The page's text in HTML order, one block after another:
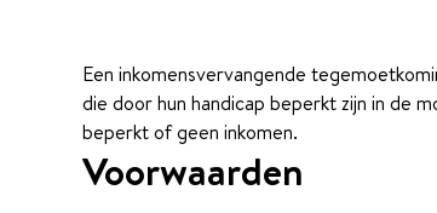
Een inkomensvervangende
die door hun handicap beperkt zijn in de
beperkt of geen inkomen.
Voorwaarden